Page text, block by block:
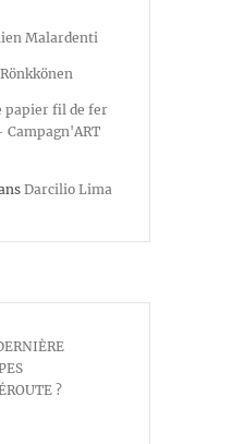
Malardenti
papier fil de fer
Campagn'ART
Darcilio Lima
?